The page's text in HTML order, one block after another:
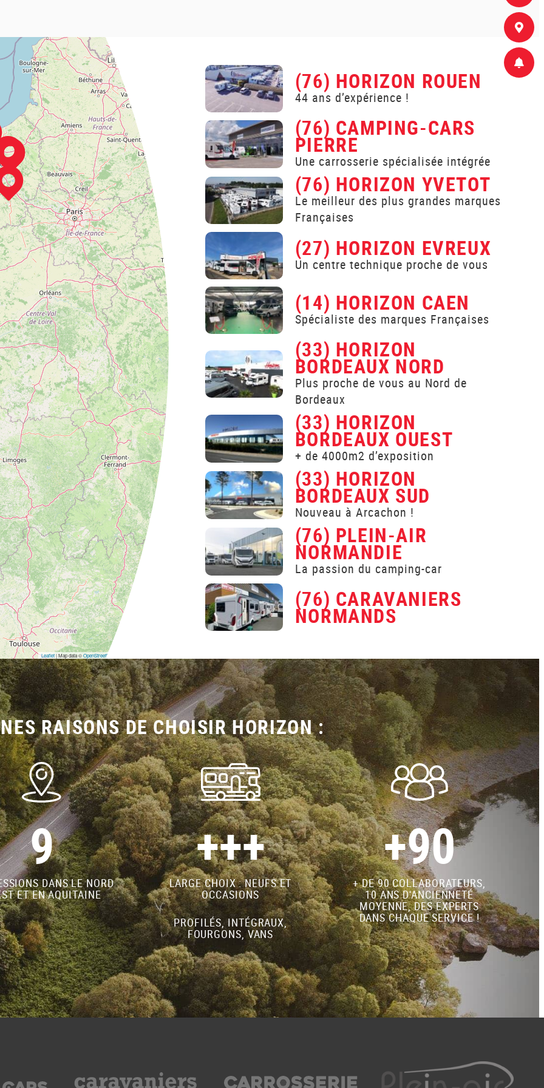
Leaflet| Map data ©OpenStreetMap
(76) HORIZON ROUEN
44 ans d’expérience !
(76) CAMPING-CARS
PIERRE
Une carrosserie spécialisée intégrée
(76) HORIZON YVETOT
Le meilleur des plus grandes marques
Françaises
(27) HORIZON EVREUX
Un centre technique proche de vous
(14) HORIZON CAEN
Spécialiste des marques Françaises
(33) HORIZON
BORDEAUX NORD
Plus proche de vous au Nord de
Bordeaux
(33) HORIZON
BORDEAUX OUEST
+ de 4000m2 d’exposition
(33) HORIZON
BORDEAUX SUD
Nouveau à Arcachon !
(76) PLEIN-AIR
NORMANDIE
La passion du camping-car
(76) CARAVANIERS
NORMANDS
RAISONS DE CHOISIR HORIZON :
9
DANS LE NORD
ET EN AQUITAINE
+++
LARGE CHOIX : NEUFS ET
OCCASIONS
PROFILÉS, INTÉGRAUX,
FOURGONS, VANS
+90
+ DE 90 COLLABORATEURS,
10 ANS D'ANCIENNETÉ
MOYENNE, DES EXPERTS
DANS CHAQUE SERVICE !